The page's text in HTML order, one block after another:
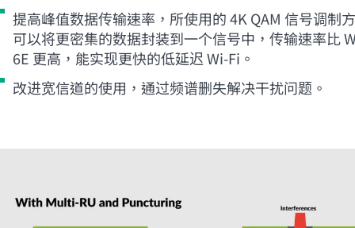
提高峰值数据传输速率，所使用的 4K QAM 信号调制
可以将更密集的数据封装到一个信号中，传输速率比
6E 更高，能实现更快的低延迟Wi-Fi 。
改进宽信道的使用，通过频谱删失解决干扰问题。